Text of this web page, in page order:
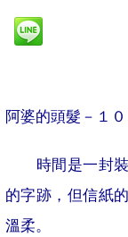
阿婆的頭髮－１０
時間是一封裝
的字跡，但信紙
溫柔。